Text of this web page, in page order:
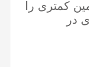
کمتری را
در